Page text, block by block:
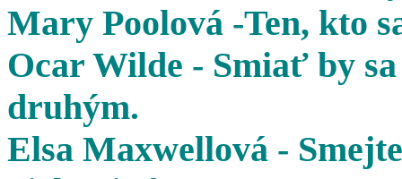
Mary Poolová -Ten, kto
Ocar Wilde - Smiať by
druhým.
Elsa Maxwellová -